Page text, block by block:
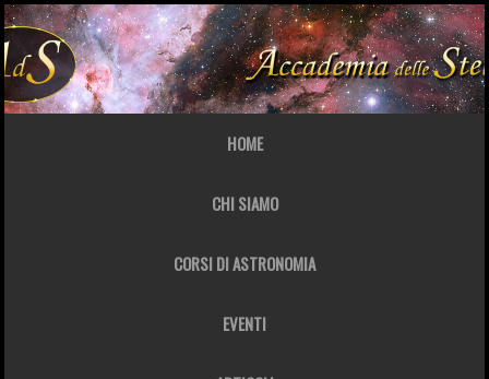
HOME
CHI SIAMO
CORSI DI ASTRONOMIA
EVENTI